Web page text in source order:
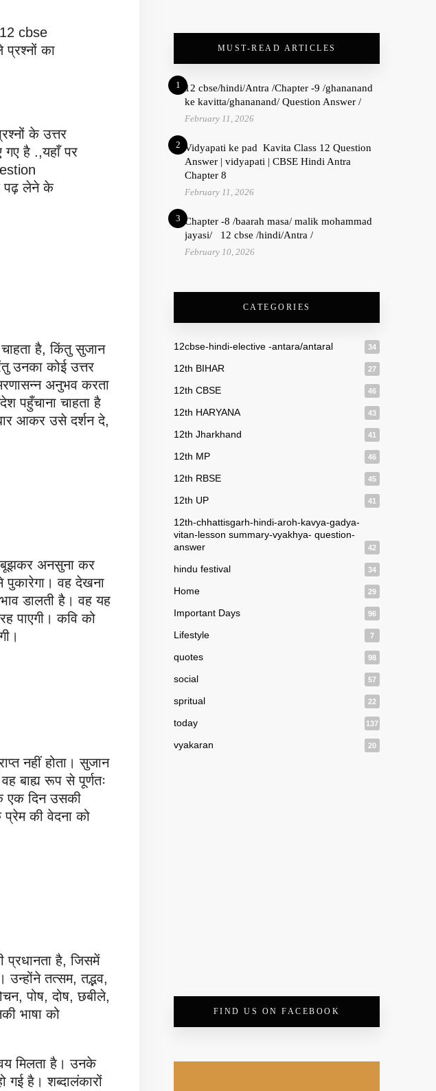
cbse
का
के उत्तर
गए है .,यहाँ पर
पढ़ लेने के
है, किंतु सुजान
उनका कोई उत्तर
अनुभव करता
चाहता है
आकर उसे दर्शन दे,
अनसुना कर
वह देखना
डालती है। वह यह
पाएगी। कवि को
नहीं होता। सुजान
बाह्य रूप से पूर्णतः
एक दिन उसकी
की वेदना को
है, जिसमें
उन्होंने तत्सम, तद्भव,
पोष, दोष, छबीले,
भाषा को
मिलता है। उनके
गई है। शब्दालंकारों
MUST-READ ARTICLES
1 12 cbse/hindi/Antra /Chapter -9 /ghananand
ke kavitta/ghananand/ Question Answer /
February 11, 2026
2 Vidyapati ke pad Kavita Class 12 Question
Answer | vidyapati | CBSE Hindi Antra
Chapter 8
February 11, 2026
3 Chapter -8 /baarah masa/ malik mohammad
jayasi/ 12 cbse /hindi/Antra /
February 10, 2026
CATEGORIES
12cbse-hindi-elective -antara/antaral 34
12th BIHAR 27
12th CBSE 46
12th HARYANA 43
12th Jharkhand 41
12th MP 46
12th RBSE 45
12th UP 41
12th-chhattisgarh-hindi-aroh-kavya-gadya-
vitan-lesson summary-vyakhya- question-
answer
42
hindu festival 34
Home 29
Important Days 96
Lifestyle 7
quotes 98
social 57
spritual 22
today 137
vyakaran 20
FIND US ON FACEBOOK